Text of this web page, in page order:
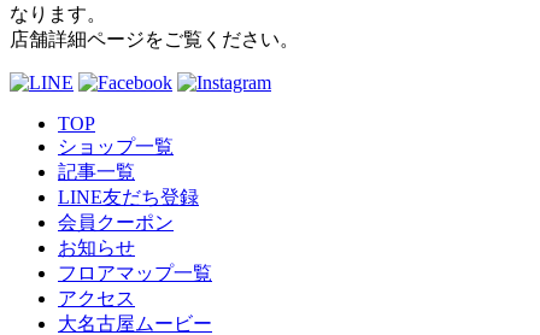
なります。
店舗詳細ページをご覧ください。
TOP
ショップ一覧
記事一覧
LINE友だち登録
会員クーポン
お知らせ
フロアマップ一覧
アクセス
大名古屋ムービー